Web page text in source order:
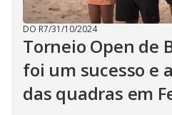
DO R7/31/10/2024
Torneio Open de
foi um sucesso e
das quadras em